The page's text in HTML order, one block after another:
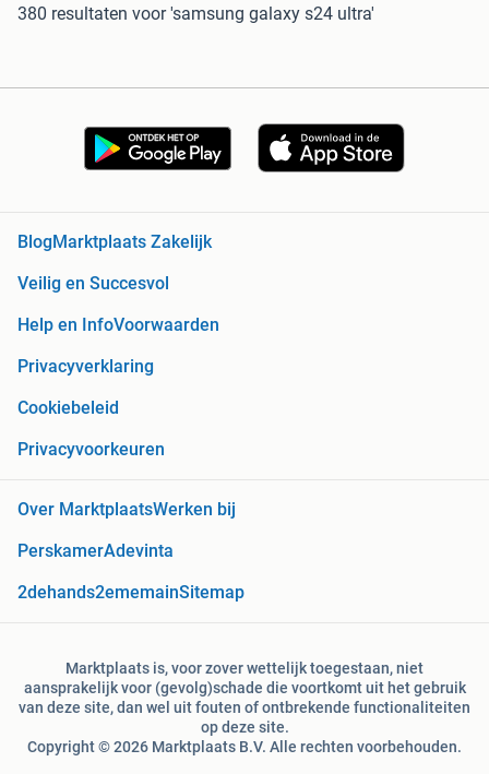
380 resultaten voor 'samsung galaxy s24 ultra'
BlogMarktplaats Zakelijk
Veilig en Succesvol
Help en InfoVoorwaarden
Privacyverklaring
Cookiebeleid
Privacyvoorkeuren
Over MarktplaatsWerken bij
PerskamerAdevinta
2dehands2ememainSitemap
Marktplaats is, voor zover wettelijk toegestaan, niet
aansprakelijk voor (gevolg)schade die voortkomt uit het gebruik
van deze site, dan wel uit fouten of ontbrekende functionaliteiten
op deze site.
Copyright © 2026 Marktplaats B.V. Alle rechten voorbehouden.